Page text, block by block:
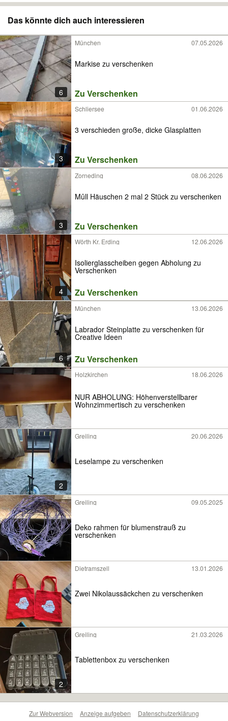
Das könnte dich auch interessieren
6
München 07.05.2026
Markise zu verschenken
Zu Verschenken
3
Schliersee 01.06.2026
3 verschieden große, dicke Glasplatten
Zu Verschenken
3
Zorneding 08.06.2026
Mûll Häuschen 2 mal 2 Stück zu verschenken
Zu Verschenken
4
Wörth Kr. Erding 12.06.2026
Isolierglasscheiben gegen Abholung zu
Verschenken
Zu Verschenken
6
München 13.06.2026
Labrador Steinplatte zu verschenken für
Creative Ideen
Zu Verschenken
Holzkirchen 18.06.2026
NUR ABHOLUNG: Höhenverstellbarer
Wohnzimmertisch zu verschenken
2
Greiling 20.06.2026
Leselampe zu verschenken
Greiling 09.05.2025
Deko rahmen für blumenstrauß zu
verschenken
Dietramszell 13.01.2026
Zwei Nikolaussäckchen zu verschenken
2
Greiling 21.03.2026
Tablettenbox zu verschenken
Zur Webversion Anzeige aufgeben Datenschutzerklärung